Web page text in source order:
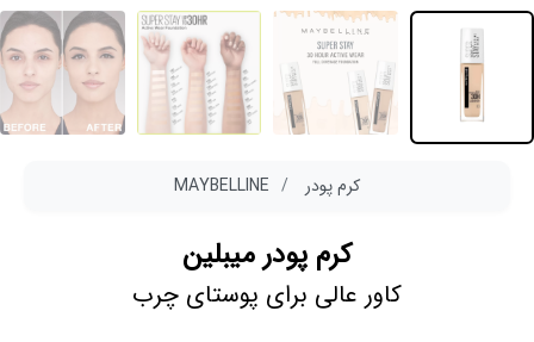
کرم پودر MAYBELLINE
کرم پودر میبلین
کاور عالی برای پوستای چرب